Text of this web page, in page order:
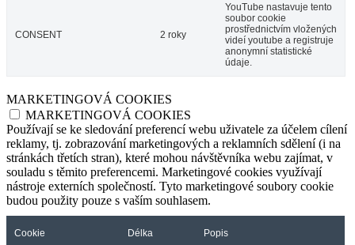
CONSENT 2 roky
YouTube nastavuje tento
soubor cookie
prostřednictvím vložených
videí youtube a registruje
anonymní statistické
údaje.
MARKETINGOVÁ COOKIES
MARKETINGOVÁ COOKIES
Používají se ke sledování preferencí webu uživatele za účelem cílení
reklamy, tj. zobrazování marketingových a reklamních sdělení (i na
stránkách třetích stran), které mohou návštěvníka webu zajímat, v
souladu s těmito preferencemi. Marketingové cookies využívají
nástroje externích společností. Tyto marketingové soubory cookie
budou použity pouze s vaším souhlasem.
Cookie Délka Popis